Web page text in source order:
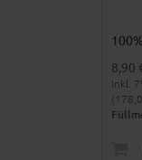
8,90
Inkl.